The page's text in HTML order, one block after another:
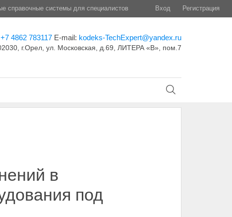
справочные системы для специалистов Вход Регистрация
+7 4862 783117 E-mail: kodeks-TechExpert@yandex.ru
г.Орел, ул. Московская, д.69, ЛИТЕРА «В», пом.7
в
под